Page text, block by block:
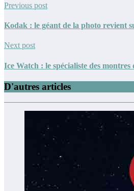
Previous post
Kodak : le géant de la photo revient
Next post
Ice Watch : le spécialiste des montres
D'autres articles